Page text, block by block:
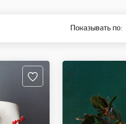
Показывать по: